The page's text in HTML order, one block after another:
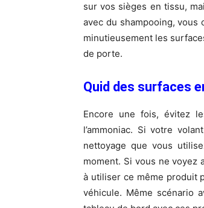
sur vos sièges en tissu,
avec du shampooing, vous
minutieusement les
de porte.
Quid des surfaces
Encore une fois, évitez
l’ammoniac. Si votre
nettoyage que vous
moment. Si vous ne voyez
à utiliser ce même produit
véhicule. Même scénario